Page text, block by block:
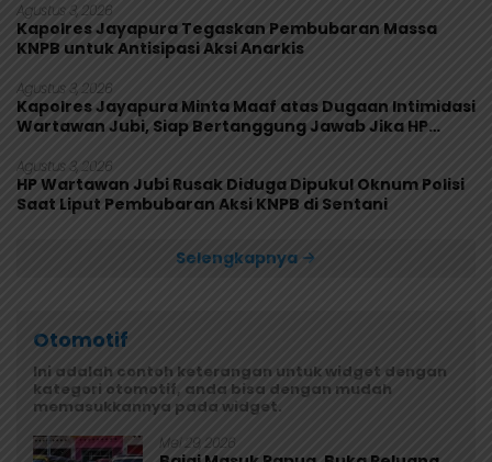
Agustus 3, 2026
Kapolres Jayapura Tegaskan Pembubaran Massa
KNPB untuk Antisipasi Aksi Anarkis
Agustus 3, 2026
Kapolres Jayapura Minta Maaf atas Dugaan Intimidasi
Wartawan Jubi, Siap Bertanggung Jawab Jika HP
Agustus 3, 2026
HP Wartawan Jubi Rusak Diduga Dipukul Oknum Polisi
Saat Liput Pembubaran Aksi KNPB di Sentani
Selengkapnya
Otomotif
Ini adalah contoh keterangan untuk widget dengan
kategori otomotif, anda bisa dengan mudah
memasukkannya pada widget.
Mei 29, 2026